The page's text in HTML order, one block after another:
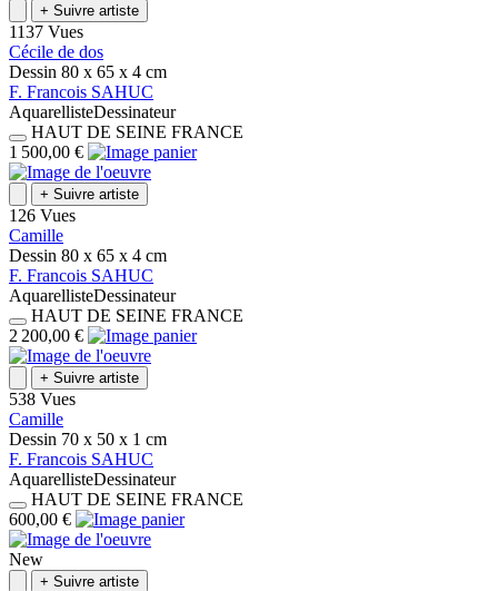
+ Suivre artiste
1137 Vues
Cécile de dos
Dessin 80 x 65 x 4 cm
F. Francois SAHUC
AquarellisteDessinateur
HAUT DE SEINE FRANCE
1 500,00 €
+ Suivre artiste
126 Vues
Camille
Dessin 80 x 65 x 4 cm
F. Francois SAHUC
AquarellisteDessinateur
HAUT DE SEINE FRANCE
2 200,00 €
+ Suivre artiste
538 Vues
Camille
Dessin 70 x 50 x 1 cm
F. Francois SAHUC
AquarellisteDessinateur
HAUT DE SEINE FRANCE
600,00 €
New
+ Suivre artiste